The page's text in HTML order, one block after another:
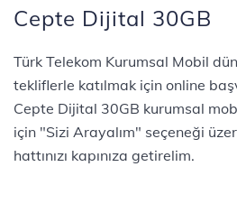
Cepte Dijital 30GB
Türk Telekom Kurumsal Mobil
tekliflerle katılmak için online
Cepte Dijital 30GB kurumsal
için "Sizi Arayalım" seçeneği
hattınızı kapınıza getirelim.